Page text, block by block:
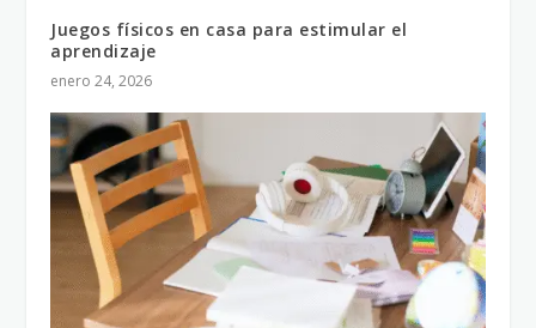
Juegos físicos en casa para estimular el
aprendizaje
enero 24, 2026